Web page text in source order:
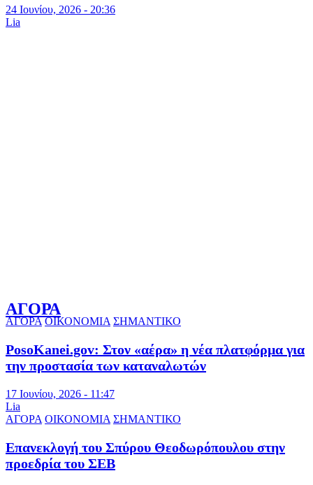
24 Ιουνίου, 2026 - 20:36
Lia
ΑΓΟΡΑ
ΑΓΟΡΑ ΟΙΚΟΝΟΜΙΑ ΣΗΜΑΝΤΙΚΟ
PosoKanei.gov: Στον «αέρα» η νέα πλατφόρμα για
την προστασία των καταναλωτών
17 Ιουνίου, 2026 - 11:47
Lia
ΑΓΟΡΑ ΟΙΚΟΝΟΜΙΑ ΣΗΜΑΝΤΙΚΟ
Επανεκλογή του Σπύρου Θεοδωρόπουλου στην
προεδρία του ΣΕΒ